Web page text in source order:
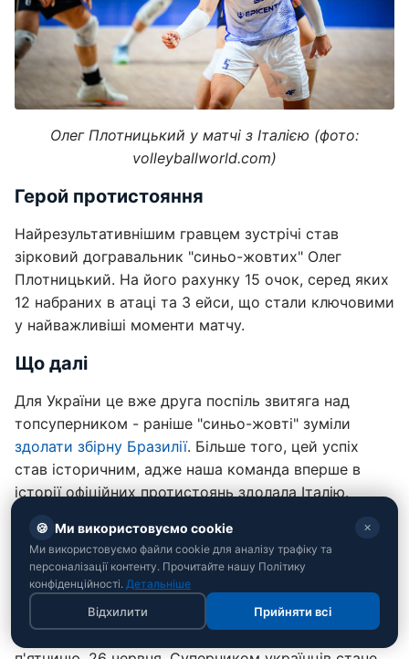
Олег Плотницький у матчі з Італією (фото:
volleyballworld.com)
Герой протистояння
Найрезультативнішим гравцем зустрічі став
зірковий догравальник "синьо-жовтих" Олег
Плотницький. На його рахунку 15 очок, серед яких
12 набраних в атаці та 3 ейси, що стали ключовими
у найважливіші моменти матчу.
Що далі
Для України це вже друга поспіль звитяга над
топсуперником - раніше "синьо-жовті" зуміли
здолати збірну Бразилії. Більше того, цей успіх
став історичним, адже наша команда вперше в
історії офіційних протистоянь здолала Італію.
Цей результат суттєво покращив турнірне
становище підопічних Рауля Лосано: з чотирма
перемогами та 13 очками в активі вони піднялися
на проміжну другу сходинку в таблиці Ліги націй.
Наступний поєдинок Україна проведе вже завтра, у
🍪 Ми використовуємо cookie ✕
Ми використовуємо файли cookie для аналізу трафіку та
персоналізації контенту. Прочитайте нашу Політику
конфіденційності. Детальніше
Відхилити Прийняти всі